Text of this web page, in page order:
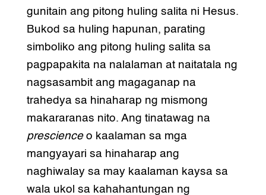
gunitain ang pitong huling salita ni Hesus.
Bukod sa huling hapunan, parating
simboliko ang pitong huling salita sa
pagpapakita na nalalaman at naitatala ng
nagsasambit ang magaganap na
trahedya sa hinaharap ng mismong
makararanas nito. Ang tinatawag na
prescienceo kaalaman sa mga
mangyayari sa hinaharap ang
naghiwalay sa may kaalaman kaysa sa
wala ukol sa kahahantungan ng